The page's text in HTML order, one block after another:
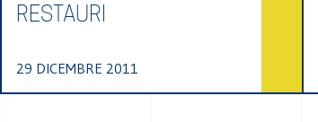
RESTAURI
29 DICEMBRE 2011